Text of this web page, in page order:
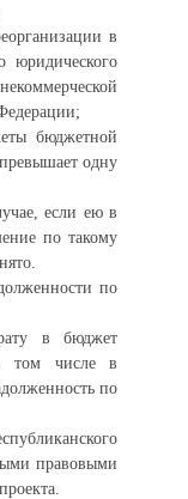
в
юридического
бюджетной
одну
если ею в
по такому
по
в бюджет
в том числе в
по
правовыми